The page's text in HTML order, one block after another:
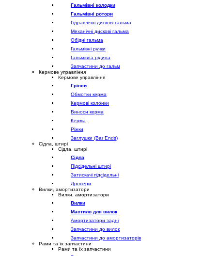
Гальмівні колодки
Гальмівні ротори
Гідравлічні дискові гальма
Механічні дискові гальма
Обідні гальма
Гальмівні ручки
Гальмівна рідина
Запчастини до гальм
Кермове управління
Кермове управління
Гріпси
Обмотки керма
Кермові колонки
Виноси керма
Керма
Ріжки
Заглушки (Bar Ends)
Сідла, штирі
Сідла, штирі
Сідла
Підсідельні штирі
Затискачі підсідельні
Дропери
Вилки, амортизатори
Вилки, амортизатори
Вилки
Мастило для вилок
Амортизатори задні
Запчастини до вилок
Запчастини до амортизаторів
Рами та їх запчастини
Рами та їх запчастини